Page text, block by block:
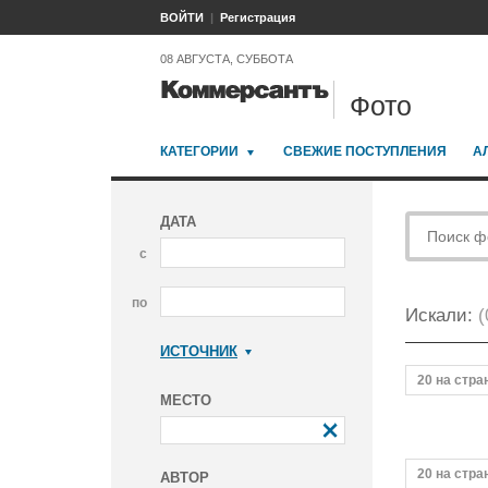
ВОЙТИ Регистрация
08 АВГУСТА, СУББОТА
Фото
КАТЕГОРИИ СВЕЖИЕ ПОСТУПЛЕНИЯ
ДАТА
с
по
ИСТОЧНИК
МЕСТО
АВТОР
Искали:
20 на
20 на